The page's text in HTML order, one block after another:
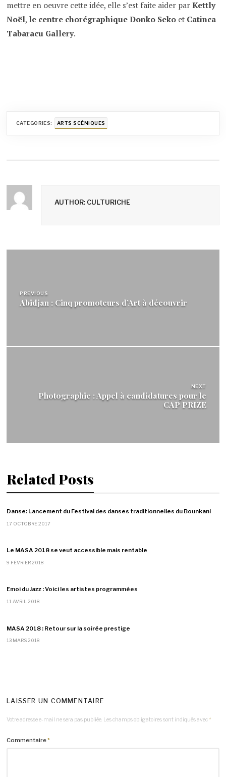
mettre en oeuvre cette idée, elle s’est faite aider parKettly
Noël, le centre chorégraphique Donko Seko et Catinca
Tabaracu Gallery.
CATEGORIES: ARTS SCÉNIQUES
AUTHOR: CULTURICHE
l’article
PREVIOUS
Abidjan : Cinq promoteurs d’Art à découvrir
NEXT
Photographie : Appel à candidatures pour le
CAP PRIZE
Related Posts
Danse: Lancement du Festival des danses traditionnelles du Bounkani
17 OCTOBRE 2017
Le MASA 2018 se veut accessible mais rentable
9 FÉVRIER 2018
Emoi du Jazz : Voici les artistes programmées
11 AVRIL 2018
MASA 2018 : Retour sur la soirée prestige
13 MARS 2018
LAISSER UN COMMENTAIRE
Votre adresse e-mail ne sera pas publiée. Les champs obligatoires sont indiqués avec *
Commentaire*